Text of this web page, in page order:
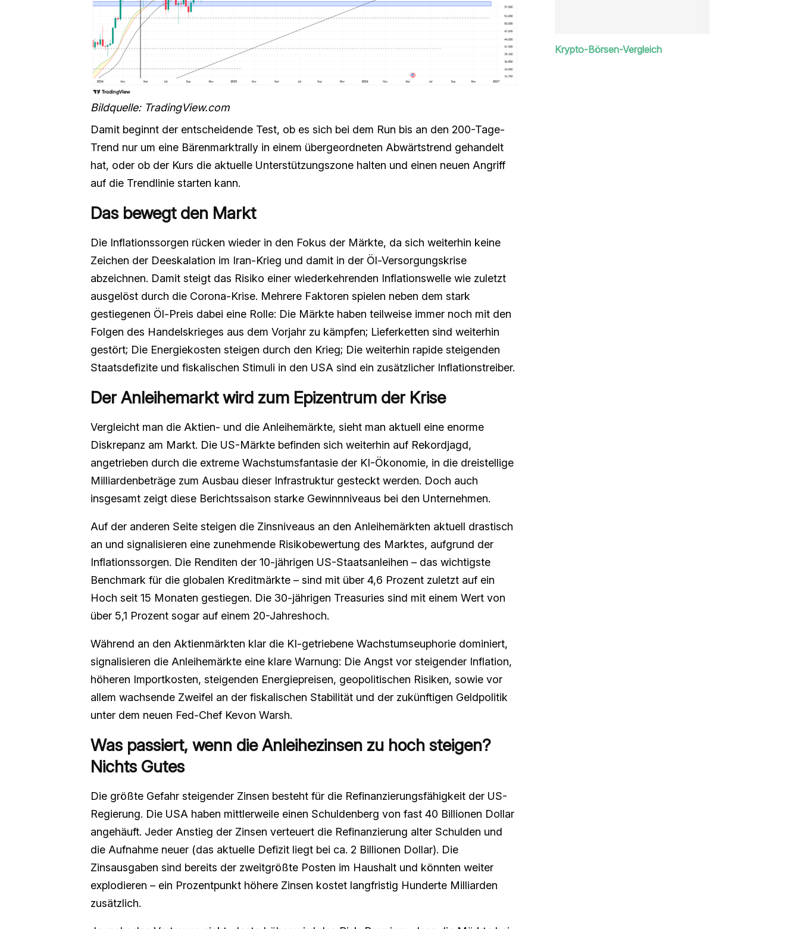
Bildquelle: TradingView.com
Damit beginnt der entscheidende Test, ob es sich bei dem Run bis an den 200-Tage-
Trend nur um eine Bärenmarktrally in einem übergeordneten Abwärtstrend gehandelt
hat, oder ob der Kurs die aktuelle Unterstützungszone halten und einen neuen Angriff
auf die Trendlinie starten kann.
Das bewegt den Markt
Die Inflationssorgen rücken wieder in den Fokus der Märkte, da sich weiterhin keine
Zeichen der Deeskalation im Iran-Krieg und damit in der Öl-Versorgungskrise
abzeichnen. Damit steigt das Risiko einer wiederkehrenden Inflationswelle wie zuletzt
ausgelöst durch die Corona-Krise. Mehrere Faktoren spielen neben dem stark
gestiegenen Öl-Preis dabei eine Rolle: Die Märkte haben teilweise immer noch mit den
Folgen des Handelskrieges aus dem Vorjahr zu kämpfen; Lieferketten sind weiterhin
gestört; Die Energiekosten steigen durch den Krieg; Die weiterhin rapide steigenden
Staatsdefizite und fiskalischen Stimuli in den USA sind ein zusätzlicher Inflationstreiber.
Der Anleihemarkt wird zum Epizentrum der Krise
Vergleicht man die Aktien- und die Anleihemärkte, sieht man aktuell eine enorme
Diskrepanz am Markt. Die US-Märkte befinden sich weiterhin auf Rekordjagd,
angetrieben durch die extreme Wachstumsfantasie der KI-Ökonomie, in die dreistellige
Milliardenbeträge zum Ausbau dieser Infrastruktur gesteckt werden. Doch auch
insgesamt zeigt diese Berichtssaison starke Gewinnniveaus bei den Unternehmen.
Auf der anderen Seite steigen die Zinsniveaus an den Anleihemärkten aktuell drastisch
an und signalisieren eine zunehmende Risikobewertung des Marktes, aufgrund der
Inflationssorgen. Die Renditen der 10-jährigen US-Staatsanleihen – das wichtigste
Benchmark für die globalen Kreditmärkte – sind mit über 4,6 Prozent zuletzt auf ein
Hoch seit 15 Monaten gestiegen. Die 30-jährigen Treasuries sind mit einem Wert von
über 5,1 Prozent sogar auf einem 20-Jahreshoch.
Während an den Aktienmärkten klar die KI-getriebene Wachstumseuphorie dominiert,
signalisieren die Anleihemärkte eine klare Warnung: Die Angst vor steigender Inflation,
höheren Importkosten, steigenden Energiepreisen, geopolitischen Risiken, sowie vor
allem wachsende Zweifel an der fiskalischen Stabilität und der zukünftigen Geldpolitik
unter dem neuen Fed-Chef Kevon Warsh.
Was passiert, wenn die Anleihezinsen zu hoch steigen?
Nichts Gutes
Die größte Gefahr steigender Zinsen besteht für die Refinanzierungsfähigkeit der US-
Regierung. Die USA haben mittlerweile einen Schuldenberg von fast 40 Billionen Dollar
angehäuft. Jeder Anstieg der Zinsen verteuert die Refinanzierung alter Schulden und
die Aufnahme neuer (das aktuelle Defizit liegt bei ca. 2 Billionen Dollar). Die
Zinsausgaben sind bereits der zweitgrößte Posten im Haushalt und könnten weiter
explodieren – ein Prozentpunkt höhere Zinsen kostet langfristig Hunderte Milliarden
zusätzlich.
Krypto-Börsen-Vergleich